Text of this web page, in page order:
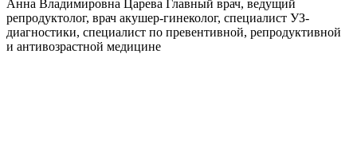
Анна Владимировна Царева Главный врач, ведущий
репродуктолог, врач акушер-гинеколог, специалист УЗ-
диагностики, специалист по превентивной, репродуктивной
и антивозрастной медицине